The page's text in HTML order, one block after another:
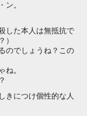
ン。
した本人は無抵抗で
）
のでしょうね？この
ね。
きにつけ個性的な人